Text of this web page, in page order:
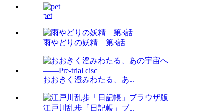
pet
雨やどりの妖精 第3話
おおきく澄みわたる、あ...
江戸川乱歩「日記帳」ブ...